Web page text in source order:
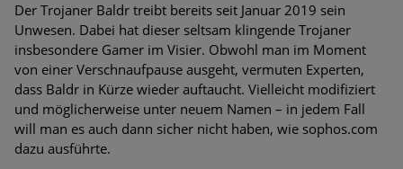
Der Trojaner Baldr treibt bereits seit Januar 2019 sein
Unwesen. Dabei hat dieser seltsam klingende Trojaner
insbesondere Gamer im Visier. Obwohl man im Moment
von einer Verschnaufpause ausgeht, vermuten Experten,
dass Baldr in Kürze wieder auftaucht. Vielleicht modifiziert
und möglicherweise unter neuem Namen – in jedem Fall
will man es auch dann sicher nicht haben, wie sophos.com
dazu ausführte.